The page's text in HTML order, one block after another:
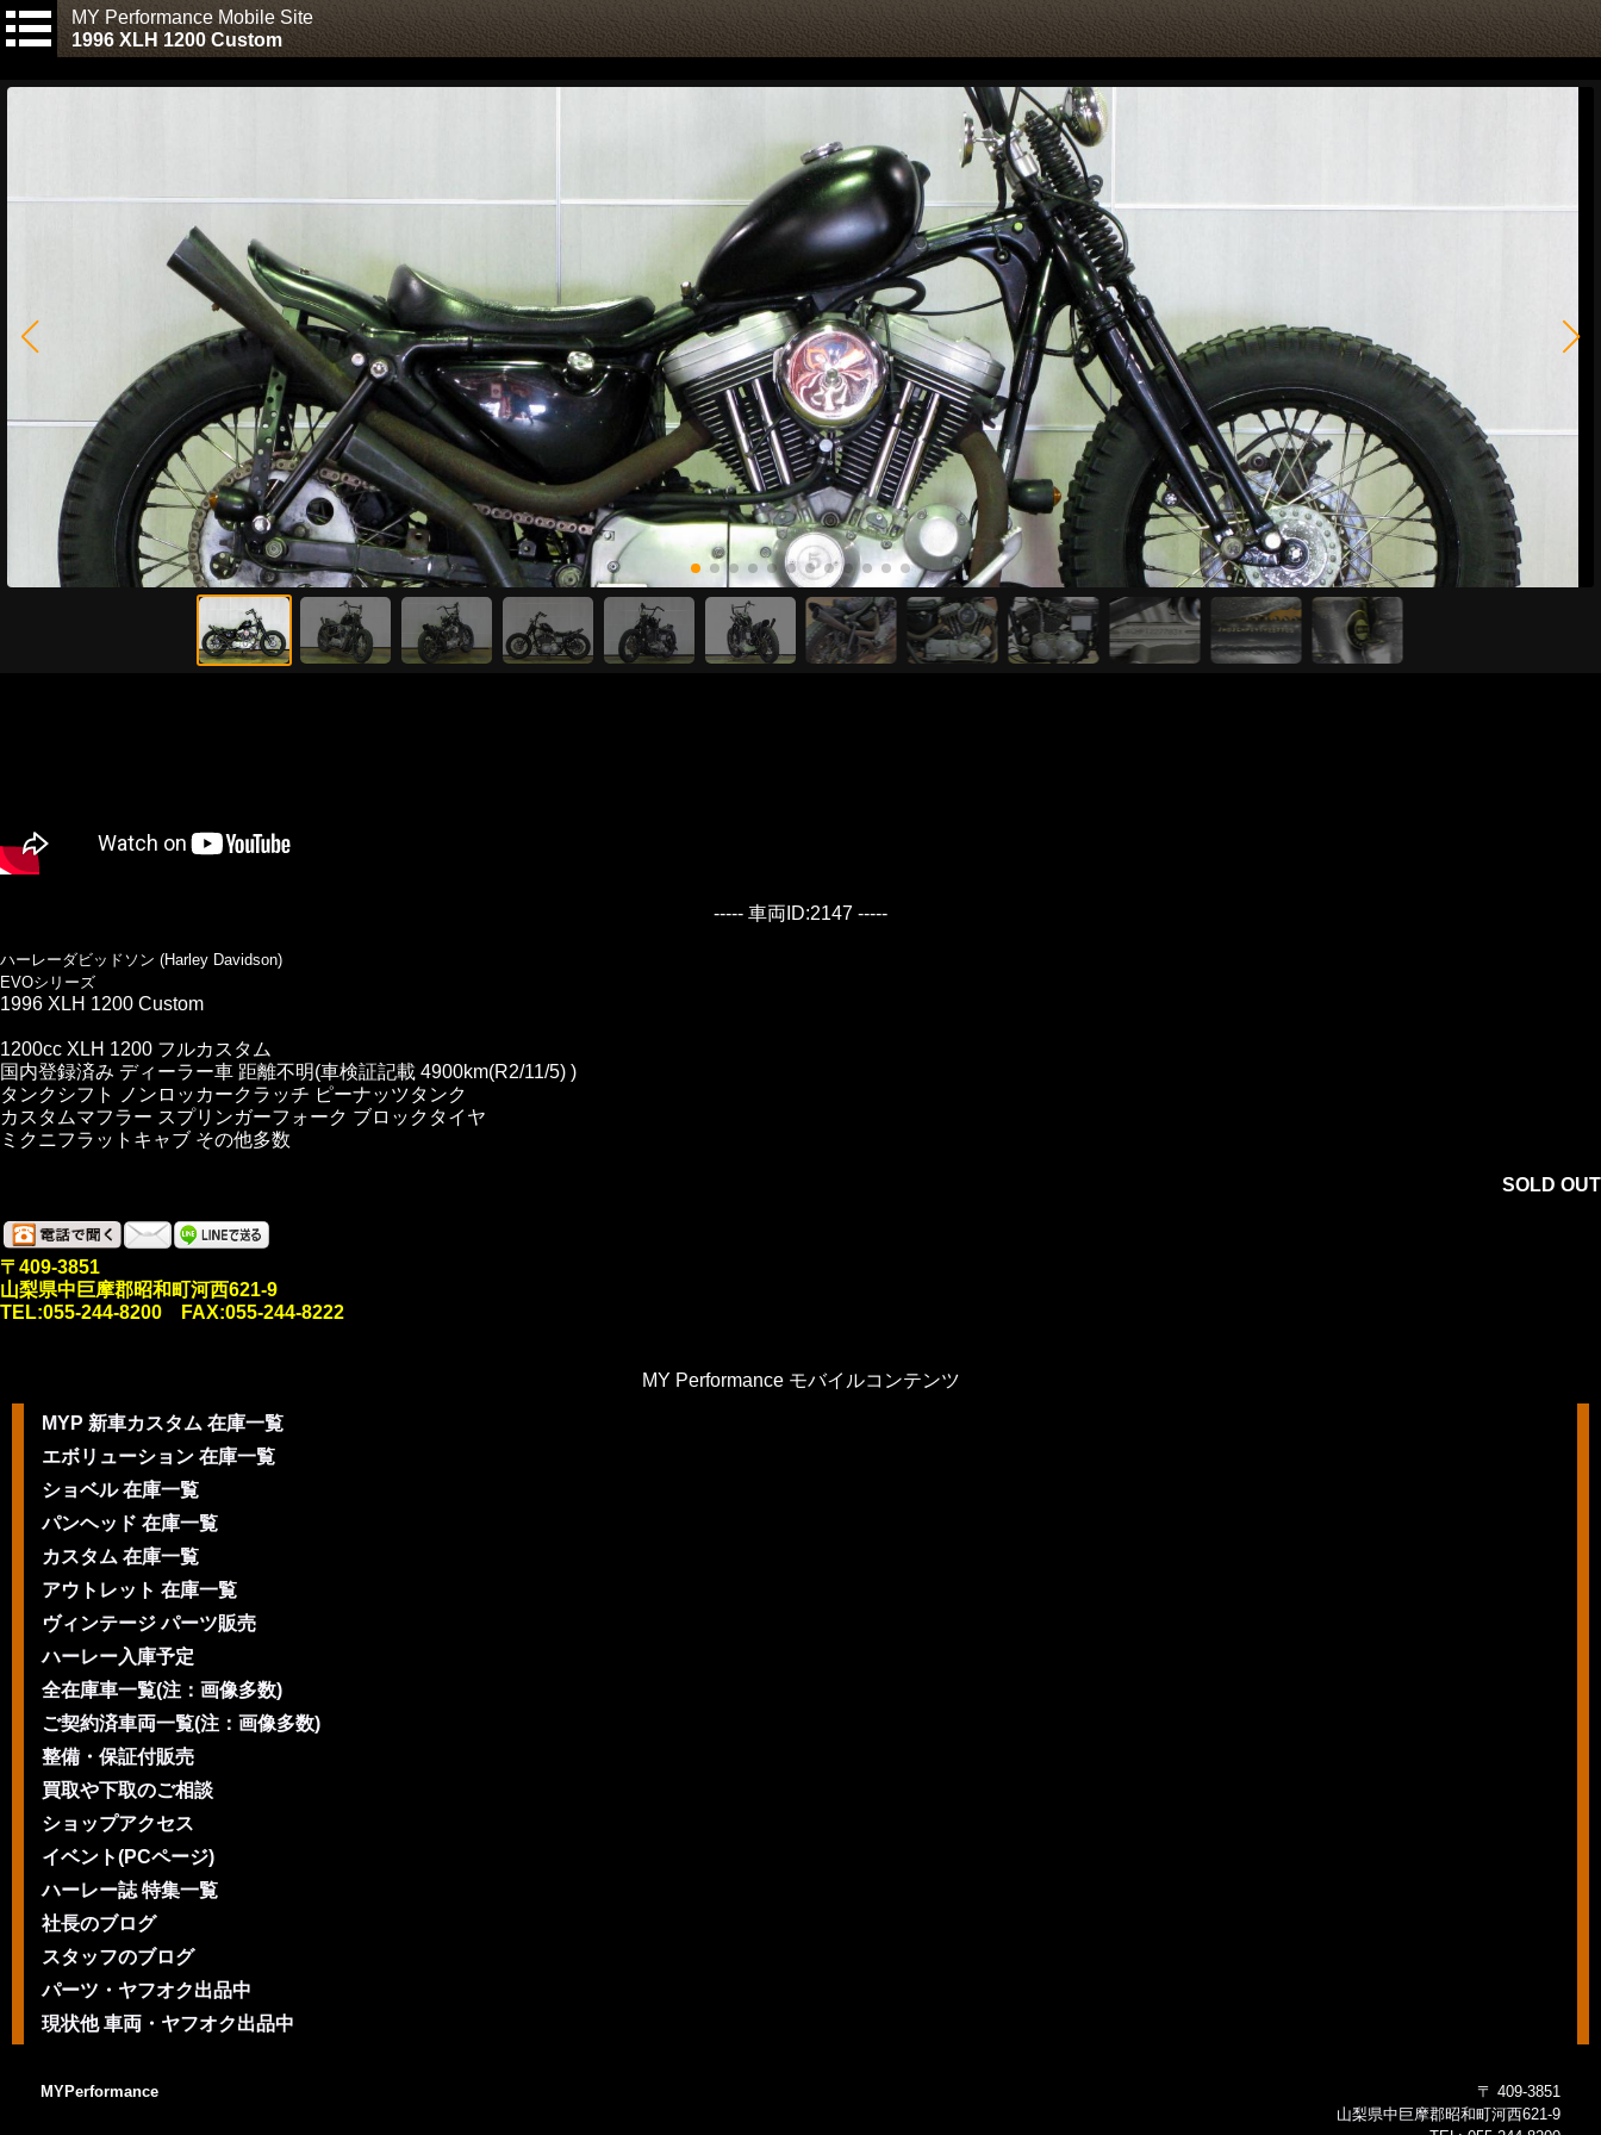
MY Performance Mobile Site
1996 XLH 1200 Custom
----- 車両ID:2147 -----
ハーレーダビッドソン (Harley Davidson)
EVOシリーズ
1996 XLH 1200 Custom
1200cc XLH 1200 フルカスタム
国内登録済み ディーラー車 距離不明(車検証記載 4900km(R2/11/5) )
タンクシフト ノンロッカークラッチ ピーナッツタンク
カスタムマフラー スプリンガーフォーク ブロックタイヤ
ミクニフラットキャブ その他多数
SOLD OUT
〒409-3851
山梨県中巨摩郡昭和町河西621-9
TEL:055-244-8200 FAX:055-244-8222
MY Performance モバイルコンテンツ
MYP 新車カスタム 在庫一覧
エボリューション 在庫一覧
ショベル 在庫一覧
パンヘッド 在庫一覧
カスタム 在庫一覧
アウトレット 在庫一覧
ヴィンテージ パーツ販売
ハーレー入庫予定
全在庫車一覧(注：画像多数)
ご契約済車両一覧(注：画像多数)
整備・保証付販売
買取や下取のご相談
ショップアクセス
イベント(PCページ)
ハーレー誌 特集一覧
社長のブログ
スタッフのブログ
パーツ・ヤフオク出品中
現状他 車両・ヤフオク出品中
MYPerformance
〒 409-3851
山梨県中巨摩郡昭和町河西621-9